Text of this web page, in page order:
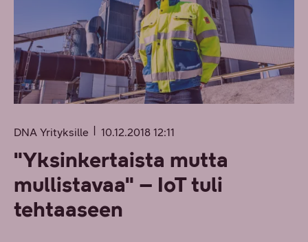
DNA Yrityksille 10.12.2018 12:11
"Yksinkertaista mutta
mullistavaa" – IoT tuli
tehtaaseen